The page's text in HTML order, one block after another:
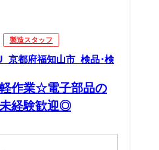
製造スタッフ
京都府福知山市_検品･検
軽作業☆電子部品の
経験歓迎◎